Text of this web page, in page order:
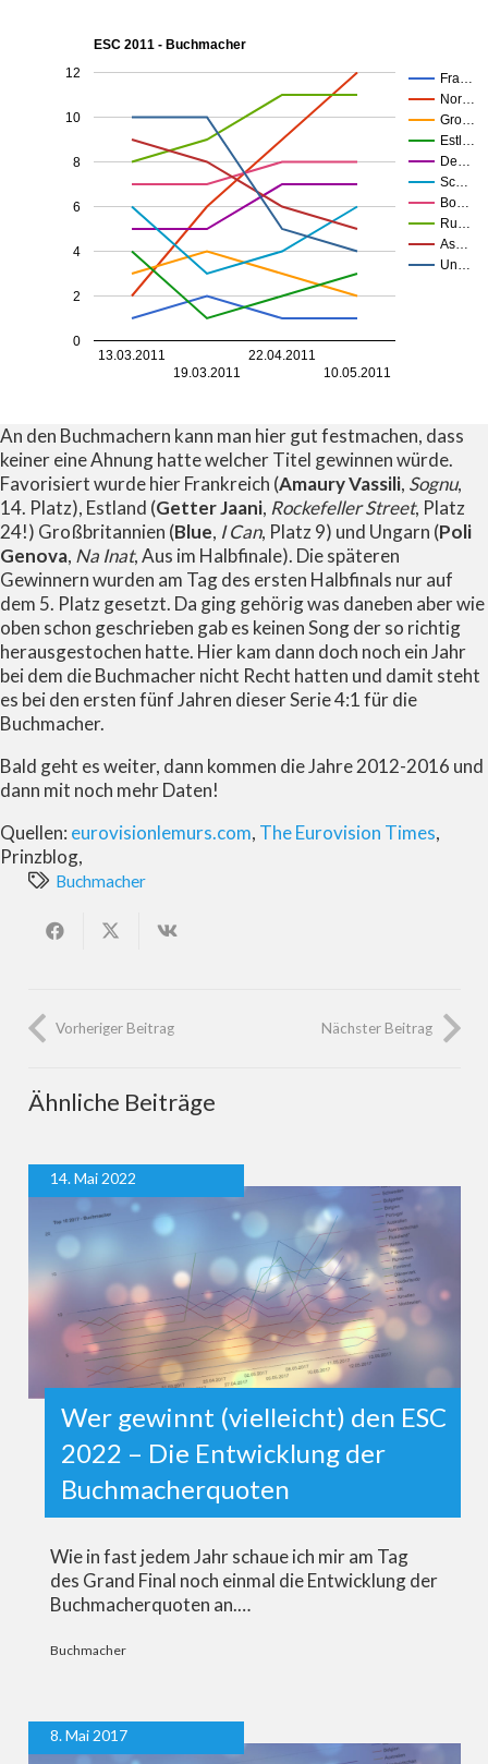
ESC 2011 - Buchmacher
Fra…
Nor…
Gro…
Estl…
De…
Sc…
Bo…
Ru…
As…
Un…
13.03.2011
19.03.2011
22.04.2011
10.05.2011
0
2
4
6
8
10
12
An den Buchmachern kann man hier gut festmachen, dass
keiner eine Ahnung hatte welcher Titel gewinnen würde.
Favorisiert wurde hier Frankreich (Amaury Vassili, Sognu,
14. Platz), Estland (Getter Jaani, Rockefeller Street, Platz
24!) Großbritannien (Blue, I Can, Platz 9) und Ungarn (Poli
Genova, Na Inat, Aus im Halbfinale). Die späteren
Gewinnern wurden am Tag des ersten Halbfinals nur auf
dem 5. Platz gesetzt. Da ging gehörig was daneben aber wie
oben schon geschrieben gab es keinen Song der so richtig
herausgestochen hatte. Hier kam dann doch noch ein Jahr
bei dem die Buchmacher nicht Recht hatten und damit steht
es bei den ersten fünf Jahren dieser Serie 4:1 für die
Buchmacher.
Bald geht es weiter, dann kommen die Jahre 2012-2016 und
dann mit noch mehr Daten!
Quellen: eurovisionlemurs.com, The Eurovision Times,
Prinzblog,
Buchmacher
Vorheriger Beitrag Nächster Beitrag
Ähnliche Beiträge
14. Mai 2022
Wer gewinnt (vielleicht) den ESC
2022 – Die Entwicklung der
Buchmacherquoten
Wie in fast jedem Jahr schaue ich mir am Tag
des Grand Final noch einmal die Entwicklung der
Buchmacherquoten an.…
Buchmacher
8. Mai 2017